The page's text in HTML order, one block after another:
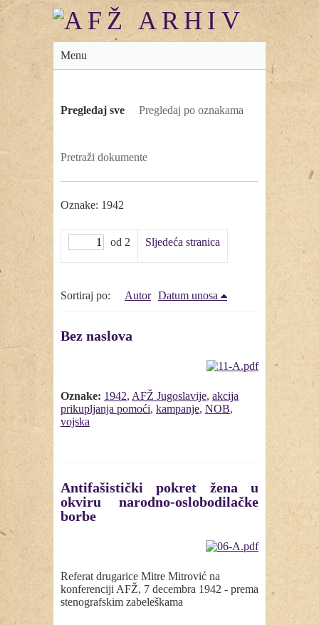
Menu
Pregledaj sve Pregledaj po oznakama
Pretraži dokumente
Oznake: 1942
od 2 Sljedeća stranica
Sortiraj po: Autor Datum unosa
Bez naslova
Oznake: 1942, AFŽ Jugoslavije, akcija
prikupljanja pomoći, kampanje, NOB,
vojska
Antifašistički pokret žena u
okviru narodno-oslobodilačke
borbe
Referat drugarice Mitre Mitrović na
konferenciji AFŽ, 7 decembra 1942 - prema
stenografskim zabeleškama